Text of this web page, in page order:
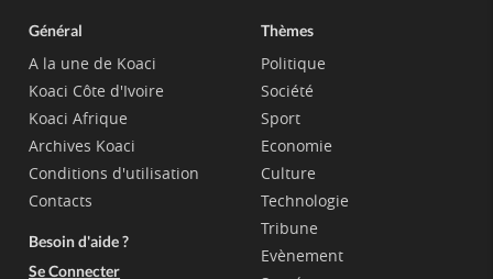
Général
A la une de Koaci
Koaci Côte d'Ivoire
Koaci Afrique
Archives Koaci
Conditions d'utilisation
Contacts
Besoin d'aide ?
Se Connecter
Thèmes
Politique
Société
Sport
Economie
Culture
Technologie
Tribune
Evènement